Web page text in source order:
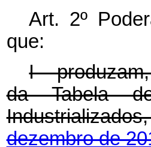
Art. 2º
que:
I -
da Tabela
dezembro de